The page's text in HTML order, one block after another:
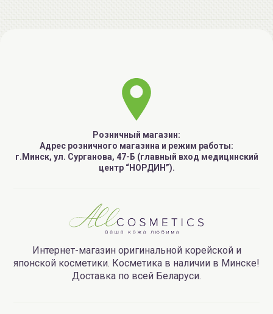
Розничный магазин:
Адрес розничного магазина и режим работы:
г.Минск, ул. Сурганова, 47-Б (главный вход медицинский
центр “НОРДИН”).
Интернет-магазин оригинальной корейской и
японской косметики. Косметика в наличии в Минске!
Доставка по всей Беларуси.